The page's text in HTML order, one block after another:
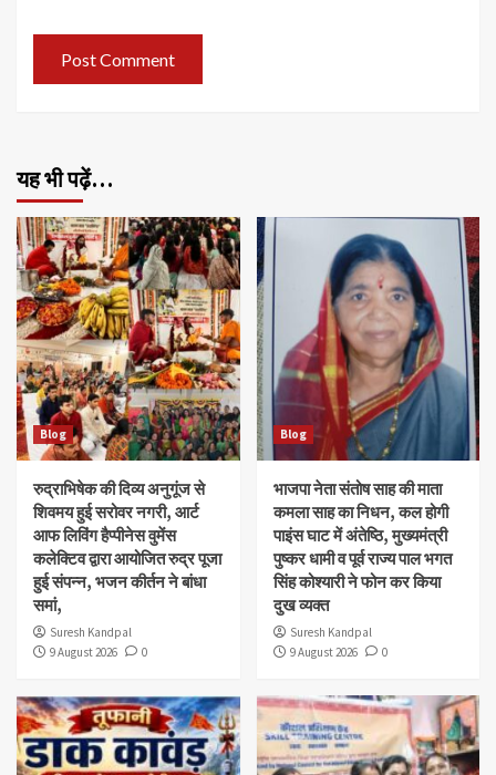
यह भी पढ़ें…
Blog
रुद्राभिषेक की दिव्य अनुगूंज से
शिवमय हुई सरोवर नगरी, आर्ट
आफ लिविंग हैप्पीनेस वुमेंस
कलेक्टिव द्वारा आयोजित रुद्र पूजा
हुई संपन्न, भजन कीर्तन ने बांधा
समां,
Suresh Kandpal
9 August 2026
0
Blog
भाजपा नेता संतोष साह की माता
कमला साह का निधन, कल होगी
पाइंस घाट में अंतेष्ठि, मुख्यमंत्री
पुष्कर धामी व पूर्व राज्य पाल भगत
सिंह कोश्यारी ने फोन कर किया
दुख व्यक्त
Suresh Kandpal
9 August 2026
0